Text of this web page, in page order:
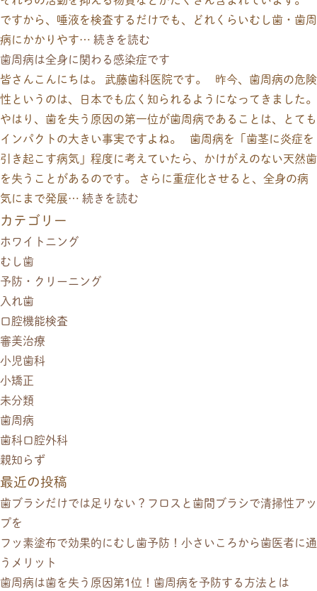
ですから、唾液を検査するだけでも、どれくらいむし歯・歯周
病にかかりやす… 続きを読む
歯周病は全身に関わる感染症です
皆さんこんにちは。 武藤歯科医院です。 昨今、歯周病の危険
性というのは、日本でも広く知られるようになってきました。
やはり、歯を失う原因の第一位が歯周病であることは、とても
インパクトの大きい事実ですよね。 歯周病を「歯茎に炎症を
引き起こす病気」程度に考えていたら、かけがえのない天然歯
を失うことがあるのです。 さらに重症化させると、全身の病
気にまで発展… 続きを読む
カテゴリー
ホワイトニング
むし歯
予防・クリーニング
入れ歯
口腔機能検査
審美治療
小児歯科
小矯正
未分類
歯周病
歯科口腔外科
親知らず
最近の投稿
歯ブラシだけでは足りない？フロスと歯間ブラシで清掃性アッ
プを
フッ素塗布で効果的にむし歯予防！小さいころから歯医者に通
うメリット
歯周病は歯を失う原因第1位！歯周病を予防する方法とは